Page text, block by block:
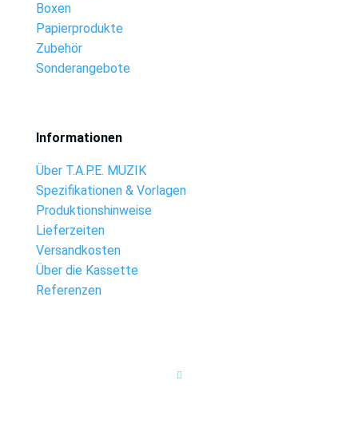
Boxen
Papierprodukte
Zubehör
Sonderangebote
Informationen
Über T.A.P.E. MUZIK
Spezifikationen & Vorlagen
Produktionshinweise
Lieferzeiten
Versandkosten
Über die Kassette
Referenzen
